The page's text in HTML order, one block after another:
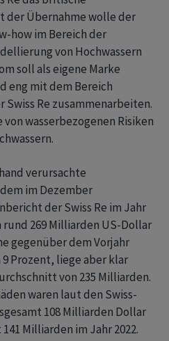
der Übernahme wolle der
how im Bereich der
von Hochwassern
soll als eigene Marke
eng mit dem Bereich
Swiss Re zusammenarbeiten.
wasserbezogenen Risiken
verursachte
im Dezember
der Swiss Re im Jahr
rund 269 Milliarden US-Dollar
gegenüber dem Vorjahr
Prozent, liege aber klar
von 235 Milliarden.
waren laut den Swiss-
108 Milliarden Dollar
Milliarden im Jahr 2022.